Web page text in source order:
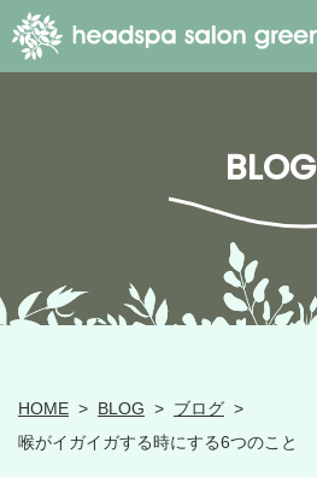
BLOG
HOME > BLOG > ブログ >
喉がイガイガする時にする6つのこと